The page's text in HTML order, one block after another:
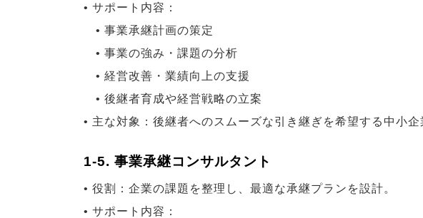
• サポート内容：
• 事業承継計画の策定
• 事業の強み・課題の分析
• 経営改善・業績向上の支援
• 後継者育成や経営戦略の立案
• 主な対象：後継者へのスムーズな引き継ぎを希望する中小企
1-5. 事業承継コンサルタント
• 役割：企業の課題を整理し、最適な承継プランを設計。
• サポート内容：